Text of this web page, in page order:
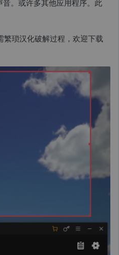
。或许多其他应用程序。此
琐汉化破解过程，欢迎下载